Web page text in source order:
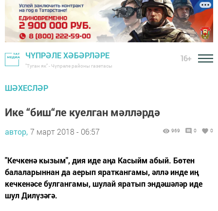
ЧҮПРӘЛЕ ХӘБӘРЛӘРЕ
"Туган як" - Чүпрәле районы газетасы
16+
ШӘХЕСЛӘР
Ике “биш“ле куелган мәлләрдә
автор, 7 март 2018 - 06:57 969 0 0
"Кечкенә кызым", дия иде аңа Касыйм абый. Бөтен
балаларыннан да аерып яраткангамы, әллә инде иң
кечкенәсе булгангамы, шулай яратып эндәшәләр иде
шул Дилүзәгә.